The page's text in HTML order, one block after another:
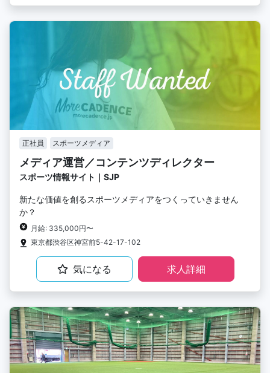
正社員 スポーツメディア
メディア運営／コンテンツディレクター
スポーツ情報サイト｜SJP
新たな価値を創るスポーツメディアをつくっていきません
か？
月給: 335,000円〜
東京都渋谷区神宮前5-42-17-102
気になる 求人詳細